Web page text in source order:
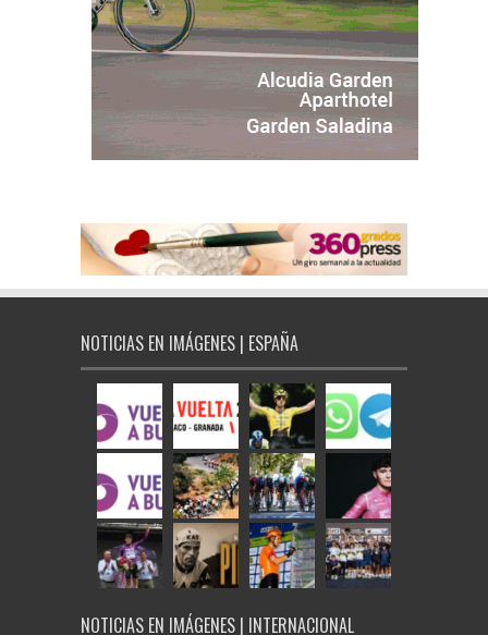
NOTICIAS EN IMÁGENES | ESPAÑA
NOTICIAS EN IMÁGENES | INTERNACIONAL